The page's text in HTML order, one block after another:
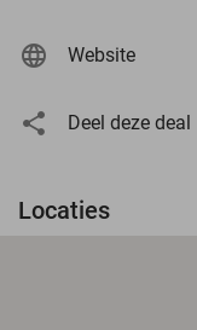
Website
Deel deze deal
Locaties